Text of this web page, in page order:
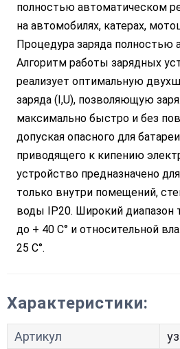
полностью автоматическом
на автомобилях, катерах,
Процедура заряда полностью
Алгоритм работы зарядных
реализует оптимальную
заряда (I,U), позволяющую
максимально быстро и без
допуская опасного для
приводящего к кипению
устройство предназначено
только внутри помещений,
воды IP20. Широкий диапазон
до + 40 С° и относительной
25 С°.
Характеристики:
Артикул